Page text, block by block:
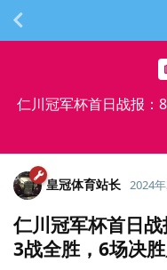
仁川冠军杯首日战报：
皇冠体育站长 2024
仁川冠军杯首日
3战全胜，6场决